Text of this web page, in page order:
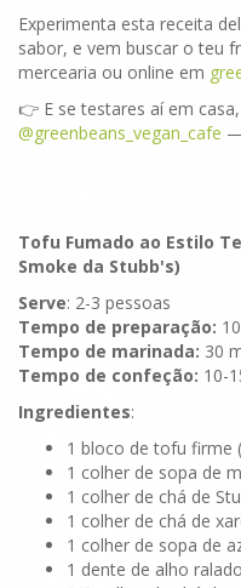
Experimenta esta receita
sabor, e vem buscar o teu
mercearia ou online em
👉 E se testares aí em
@greenbeans_vegan_cafe
Tofu Fumado ao Estilo
Smoke da Stubb's)
Serve: 2-3 pessoas
Tempo de preparação:
Tempo de marinada: 30
Tempo de confeção: 10-
Ingredientes:
1 bloco de tofu firme
1 colher de sopa de
1 colher de chá de
1 colher de chá de
1 colher de sopa de
1 dente de alho